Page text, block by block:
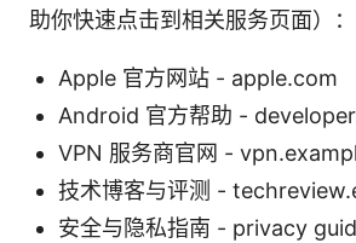
助你快速点击到相关服务页面）：
Apple 官方网站 - apple.com
Android 官方帮助 -
VPN 服务商官网 -
技术博客与评测 -
安全与隐私指南 - privacy